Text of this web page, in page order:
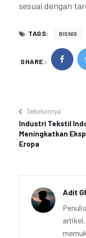
sesuai dengan
TAGS: BISNIS
SHARE :
Sebelumnya
Industri Tekstil
Meningkatkan
Eropa
Adit
artikel,